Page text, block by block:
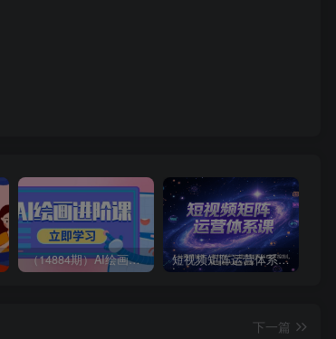
（14884期）AI绘画进阶课，涵盖电商摄影等多领域，PS操作与AI工具使用全面教学 短视频矩阵运营体系课，从网感培养、素材生产力提升到原创成本控制，快速放大商业结果
下一篇